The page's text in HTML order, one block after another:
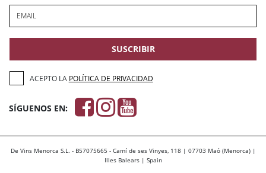
EMAIL
SUSCRIBIR
ACEPTO LA POLÍTICA DE PRIVACIDAD
SÍGUENOS EN:
De Vins Menorca S.L. - B57075665 - Camí de ses Vinyes, 118 | 07703 Maó (Menorca) |
Illes Balears | Spain